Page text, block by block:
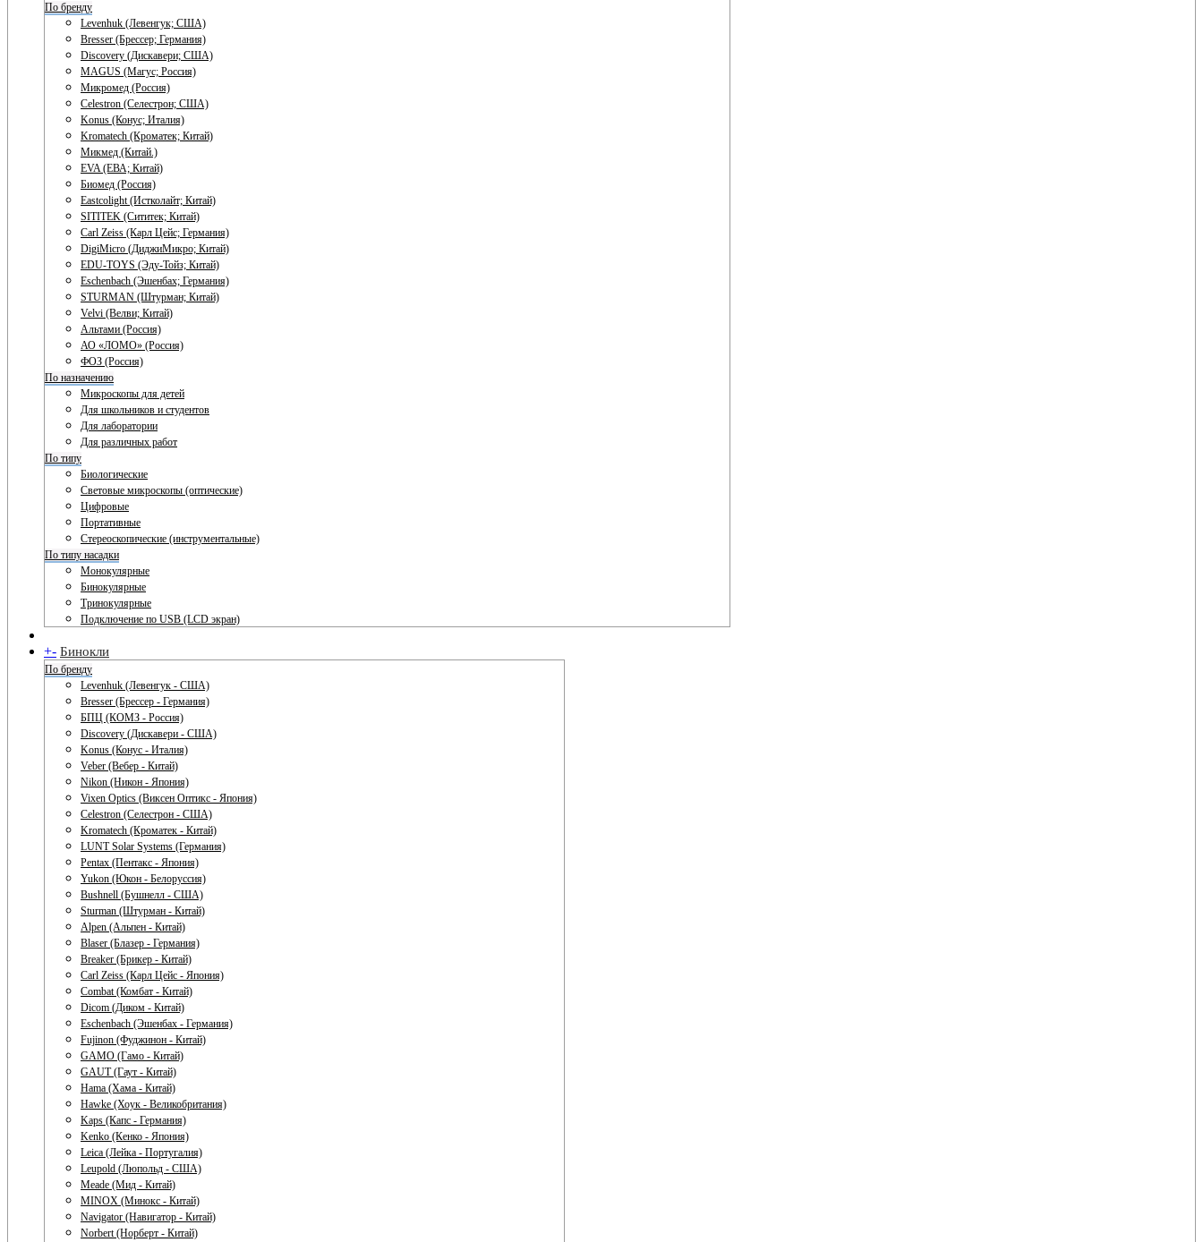
По бренду
Levenhuk (Левенгук; США)
Bresser (Брессер; Германия)
Discovery (Дискавери; США)
MAGUS (Магус; Россия)
Микромед (Россия)
Celestron (Селестрон; США)
Konus (Конус; Италия)
Kromatech (Кроматек; Китай)
Микмед (Китай.)
EVA (ЕВА; Китай)
Биомед (Россия)
Eastcolight (Истколайт; Китай)
SITITEK (Сититек; Китай)
Carl Zeiss (Карл Цейс; Германия)
DigiMicro (ДиджиМикро; Китай)
EDU-TOYS (Эду-Тойз; Китай)
Eschenbach (Эшенбах; Германия)
STURMAN (Штурман; Китай)
Velvi (Велви; Китай)
Альтами (Россия)
АО «ЛОМО» (Россия)
ФОЗ (Россия)
По назначению
Микроскопы для детей
Для школьников и студентов
Для лаборатории
Для различных работ
По типу
Биологические
Световые микроскопы (оптические)
Цифровые
Портативные
Стереоскопические (инструментальные)
По типу насадки
Монокулярные
Бинокулярные
Тринокулярные
Подключение по USB (LCD экран)
+- Бинокли
По бренду
Levenhuk (Левенгук - США)
Bresser (Брессер - Германия)
БПЦ (КОМЗ - Россия)
Discovery (Дискавери - США)
Konus (Конус - Италия)
Veber (Вебер - Китай)
Nikon (Никон - Япония)
Vixen Optics (Виксен Оптикс - Япония)
Celestron (Селестрон - США)
Kromatech (Кроматек - Китай)
LUNT Solar Systems (Германия)
Pentax (Пентакс - Япония)
Yukon (Юкон - Белоруссия)
Bushnell (Бушнелл - США)
Sturman (Штурман - Китай)
Alpen (Альпен - Китай)
Blaser (Блазер - Германия)
Breaker (Брикер - Китай)
Carl Zeiss (Карл Цейс - Япония)
Combat (Комбат - Китай)
Dicom (Диком - Китай)
Eschenbach (Эшенбах - Германия)
Fujinon (Фуджинон - Китай)
GAMO (Гамо - Китай)
GAUT (Гаут - Китай)
Hama (Хама - Китай)
Hawke (Хоук - Великобритания)
Kaps (Капс - Германия)
Kenko (Кенко - Япония)
Leica (Лейка - Португалия)
Leupold (Люпольд - США)
Meade (Мид - Китай)
MINOX (Минокс - Китай)
Navigator (Навигатор - Китай)
Norbert (Норберт - Китай)